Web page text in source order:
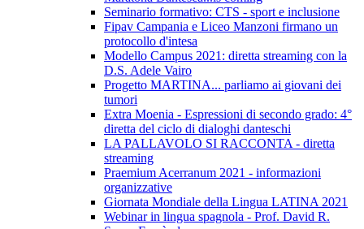
Seminario formativo: CTS - sport e inclusione
Fipav Campania e Liceo Manzoni firmano un
protocollo d'intesa
Modello Campus 2021: diretta streaming con la
D.S. Adele Vairo
Progetto MARTINA... parliamo ai giovani dei
tumori
Extra Moenia - Espressioni di secondo grado: 4°
diretta del ciclo di dialoghi danteschi
LA PALLAVOLO SI RACCONTA - diretta
streaming
Praemium Acerranum 2021 - informazioni
organizzative
Giornata Mondiale della Lingua LATINA 2021
Webinar in lingua spagnola - Prof. David R.